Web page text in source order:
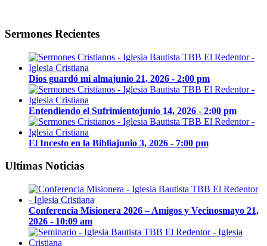
Sermones Recientes
Dios guardó mi almajunio 21, 2026 - 2:00 pm
Entendiendo el Sufrimientojunio 14, 2026 - 2:00 pm
El Incesto en la Bibliajunio 3, 2026 - 7:00 pm
Ultimas Noticias
Conferencia Misionera 2026 – Amigos y Vecinosmayo 21,
2026 - 10:09 am